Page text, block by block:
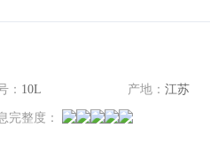
： 10L 产地： 江苏
完整度：